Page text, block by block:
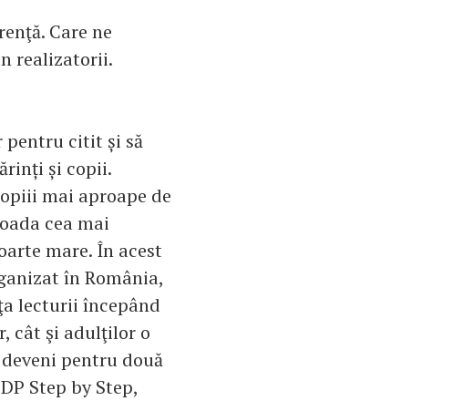
Care ne
realizatorii.
pentru citit și să
și copii.
mai aproape de
cea mai
mare. În acest
în România,
lecturii începând
cât şi adulţilor o
pentru două
Step by Step,